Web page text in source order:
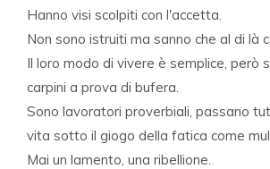
Hanno visi scolpiti con l'accetta.
Non sono istruiti ma sanno che al di là
Il loro modo di vivere è semplice, però
carpini a prova di bufera.
Sono lavoratori proverbiali, passano
vita sotto il giogo della fatica come
Mai un lamento, una ribellione.